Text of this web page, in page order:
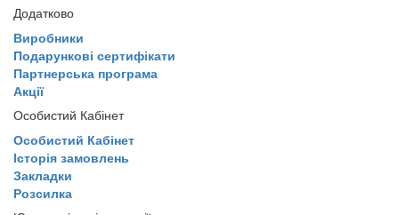
Додатково
Виробники
Подарункові сертифікати
Партнерська програма
Акції
Особистий Кабінет
Особистий Кабінет
Історія замовлень
Закладки
Розсилка